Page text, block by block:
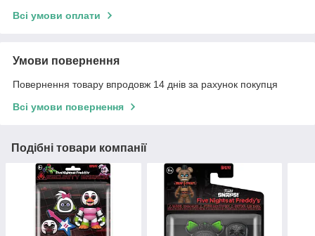
Всі умови оплати
Умови повернення
Повернення товару впродовж 14 днів за рахунок покупця
Всі умови повернення
Подібні товари компанії